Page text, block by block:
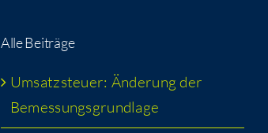
Alle Bei­trä­ge
Umsatz­steu­er: Ände­rung der
Bemessungsgrundlage